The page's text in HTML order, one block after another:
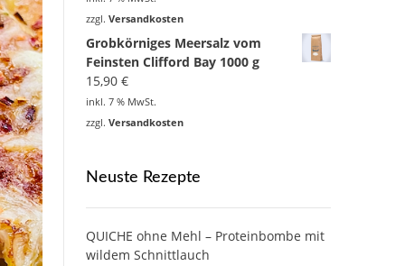
zzgl. Versandkosten
Grobkörniges Meersalz vom
Feinsten Clifford Bay 1000 g
15,90 €
inkl. 7 % MwSt.
zzgl. Versandkosten
Neuste Rezepte
QUICHE ohne Mehl – Proteinbombe mit
wildem Schnittlauch